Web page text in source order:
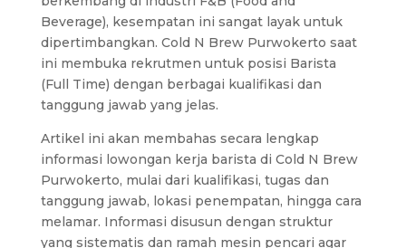
Beverage), kesempatan ini sangat layak untuk
dipertimbangkan. Cold N Brew Purwokerto saat
ini membuka rekrutmen untuk posisi Barista
(Full Time) dengan berbagai kualifikasi dan
tanggung jawab yang jelas.
Artikel ini akan membahas secara lengkap
informasi lowongan kerja barista di Cold N Brew
Purwokerto, mulai dari kualifikasi, tugas dan
tanggung jawab, lokasi penempatan, hingga cara
melamar. Informasi disusun dengan struktur
yang sistematis dan ramah mesin pencari agar